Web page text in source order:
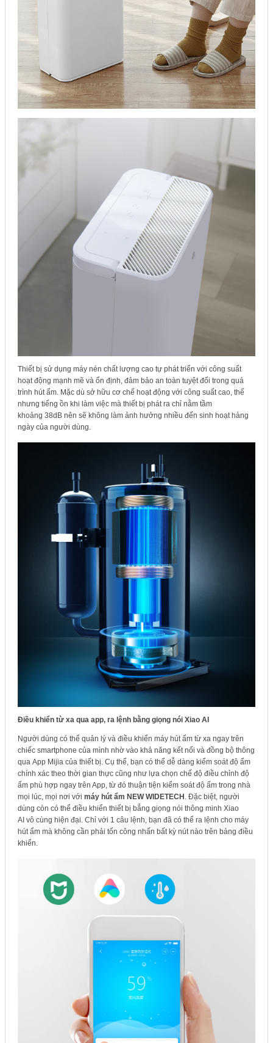
Thiết bị sử dụng máy nén chất lượng cao tự phát triển với công suất
hoạt động mạnh mẽ và ổn định, đảm bảo an toàn tuyệt đối trong quá
trình hút ẩm. Mặc dù sở hữu cơ chế hoạt động với công suất cao, thế
nhưng tiếng ồn khi làm việc mà thiết bị phát ra chỉ nằm tầm
khoảng 38dB nên sẽ không làm ảnh hưởng nhiều đến sinh hoạt hàng
ngày của người dùng.
Điều khiển từ xa qua app, ra lệnh bằng giọng nói Xiao AI
Người dùng có thể quản lý và điều khiển máy hút ẩm từ xa ngay trên
chiếc smartphone của mình nhờ vào khả năng kết nối và đồng bộ thông
qua App Mijia của thiết bị. Cụ thể, bạn có thể dễ dàng kiểm soát độ ẩm
chính xác theo thời gian thực cũng như lựa chọn chế độ điều chỉnh độ
ẩm phù hợp ngay trên App, từ đó thuận tiện kiểm soát độ ẩm trong nhà
mọi lúc, mọi nơi với máy hút ẩm NEW WIDETECH . Đặc biệt, người
dùng còn có thể điều khiển thiết bị bẳng giọng nói thông minh Xiao
AI vô cùng hiện đại. Chỉ với 1 câu lệnh, bạn đã có thể ra lệnh cho máy
hút ẩm mà không cần phải tốn công nhấn bất kỳ nút nào trên bảng điều
khiển.